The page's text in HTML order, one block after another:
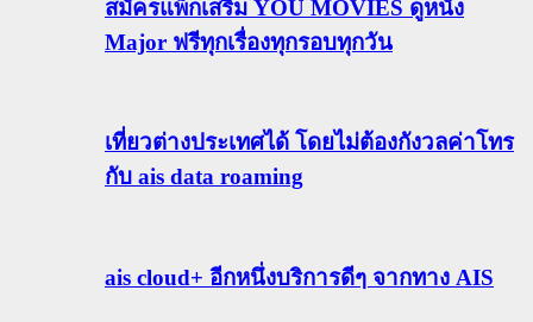
สมัครแพ็กเสริม YOU MOVIES ดูหนัง
Major ฟรีทุกเรื่องทุกรอบทุกวัน
เที่ยวต่างประเทศได้ โดยไม่ต้องกังวลค่าโทร
กับ ais data roaming
ais cloud+ อีกหนึ่งบริการดีๆ จากทาง AIS